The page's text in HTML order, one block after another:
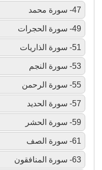
47- سورة محمد
49- سورة الحجرات
51- سورة الذاريات
53- سورة النجم
55- سورة الرحمن
57- سورة الحديد
59- سورة الحشر
61- سورة الصف
63- سورة المنافقون